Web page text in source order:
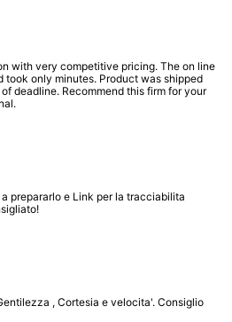
with very competitive pricing. The on line
took only minutes. Product was shipped
deadline. Recommend this firm for your
prepararlo e Link per la tracciabilita
, Cortesia e velocita'. Consiglio